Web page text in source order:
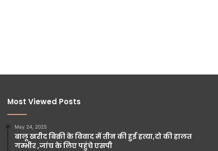
Most Viewed Posts
May 24, 2025
बालू खरीद बिक्री के विवाद में तीन की हुई हत्या,दो की हालत
गम्भीर ,जांच के लिए पहुंचे एसपी